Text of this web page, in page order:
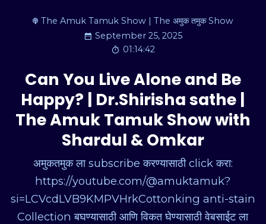
The Amuk Tamuk Show | The अमुक तमुक Show
September 25, 2025
01:14:42
Can You Live Alone and Be
Happy? | Dr.Shirisha sathe |
The Amuk Tamuk Show with
Shardul & Omkar
अमुकतमुक ला subscribe करण्यासाठी click करा:
https://youtube.com/@amuktamuk?
si=LCVcdLVB9KMPVHrkCottonking anti-stain
Collection बघण्यासाठी आणि विकत घेण्यासाठी वेबसाईट ला